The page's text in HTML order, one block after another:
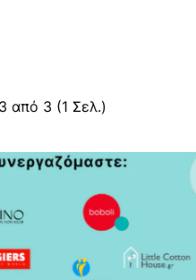
από 3 (1 Σελ.)